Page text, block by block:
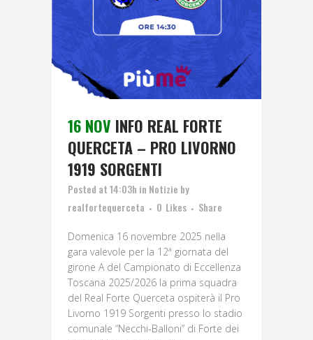
16 NOV INFO REAL FORTE
QUERCETA – PRO LIVORNO
1919 SORGENTI
Posted at 14:03h in Notizie by
realfortequerceta
0 Likes Share
Domenica 16 novembre 2025 nella
gara valevole per la 12ª giornata del
girone A del Campionato di Eccellenza
Toscana 2025/2026 la prima squadra
del Real Forte Querceta ospiterà il Pro
Livorno 1919 Sorgenti presso lo stadio
comunale “Necchi-Balloni” di Forte dei